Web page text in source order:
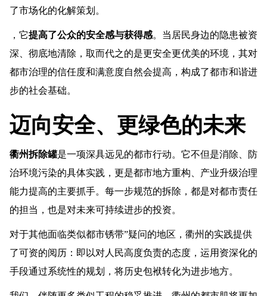
了市场化的化解策划。
，它提高了公众的安全感与获得感。当居民身边的隐患被资
深、彻底地清除，取而代之的是更安全更优美的环境，其对
都市治理的信任度和满意度自然会提高，构成了都市和谐进
步的社会基础。
迈向安全、更绿色的未来
衢州拆除罐是一项深具远见的都市行动。它不但是消除、防
治环境污染的具体实践，更是都市地方重构、产业升级治理
能力提高的主要抓手。每一步规范的拆除，都是对都市责任
的担当，也是对未来可持续进步的投资。
对于其他面临类似都市锈带”疑问的地区，衢州的实践提供
了可资的阅历：即以对人民高度负责的态度，运用资深化的
手段通过系统性的规划，将历史包袱转化为进步地方。